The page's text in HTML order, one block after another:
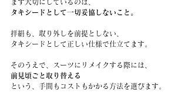
まず大切にしているのは、
タキシードとして一切妥協しないこと。
拝絹も、取り外しを前提としない、
タキシードとして正しい仕様で仕立てます。
そのうえで、スーツにリメイクする際には、
前見頃ごと取り替える
という、手間もコストもかかる方法を選びます。